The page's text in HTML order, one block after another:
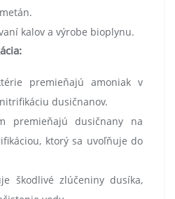
kalov a výrobe bioplynu.
premieňajú amoniak v
dusičnanov.
premieňajú dusičnany na
ktorý sa uvoľňuje do
škodlivé zlúčeniny dusíka,